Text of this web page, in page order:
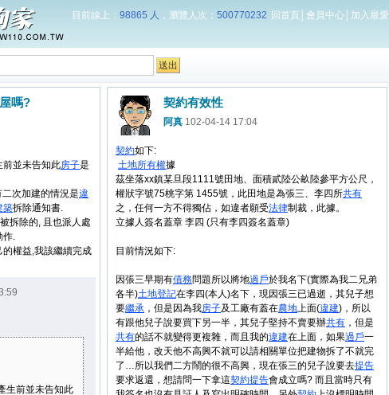
目前線上： 98865 人 ，瀏覽人次： 500770232 回首頁 會員中心 加入最愛
嗎?
前並未告知此房子是
二次加建的情況是違
築拆除通知書.
拆除的, 且也派人處
作.
權益,我該繼續完成
生前並未告知此
契約有效性
阿真 102-04-14 17:04
契約如下:
土地所有權據
茲坐落xx鎮某旦段1111號田地、面積貳陸公畝陸參平方公尺，
權狀字號75桃字第 1455號，此田地是為張三、李四所共有
之，任何一方不得獨佔，如違者願受法律制裁，此據。
立據人簽名蓋章 李四 (只有李四簽名蓋章)
目前情況如下:
因張三早期有債務問題所以將地過戶於我名下(實際為我二兄弟
各半)土地登記在李四(本人)名下，現因張三已過逝，其兒子想
要繼承 ，但是因為我房子及工廠有蓋在農地上面(違建)，所以
有跟他兒子說要買下另一半，其兒子堅持不賣要辦共有 ，但是
共有的話不就變得更複雜，而且我的違建在上面，如果過戶一
半給他，改天他不高興不就可以請相關單位把建物拆了不就完
了…所以我們二方鬧的很不高興，現在張三的兒子說要去提告
要求返還，想請問一下拿這契約提告會成立嗎? 而且當時只有